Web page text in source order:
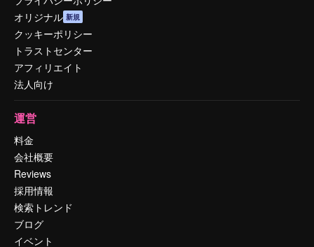
オリジナル 新規
クッキーポリシー
トラストセンター
アフィリエイト
法人向け
運営
料金
会社概要
Reviews
採用情報
検索トレンド
ブログ
イベント